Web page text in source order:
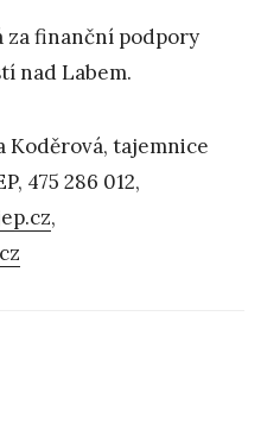
finanční podpory
nad Labem.
Koděrová, tajemnice
475 286 012,
,